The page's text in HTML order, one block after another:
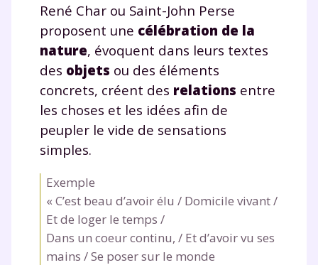
René Char ou Saint-John Perse
proposent une célébration de la
nature, évoquent dans leurs textes
des objets ou des éléments
concrets, créent des relations entre
les choses et les idées afin de
peupler le vide de sensations
simples.
Exemple
« C’est beau d’avoir élu / Domicile vivant /
Et de loger le temps /
Dans un coeur continu, / Et d’avoir vu ses
mains / Se poser sur le monde